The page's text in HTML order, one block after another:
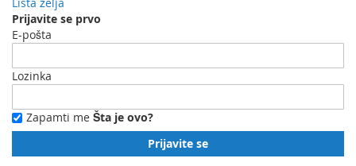
Prijavite se prvo
E-pošta
Lozinka
Zapamti me Šta je ovo?
Prijavite se